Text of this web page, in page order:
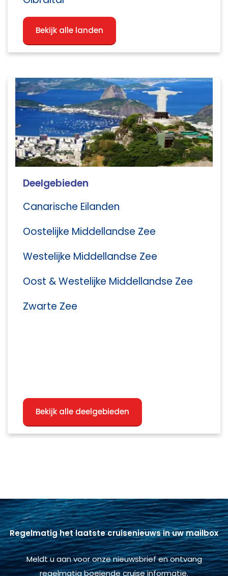
Bekijk alle landen
Deelgebieden
Canarische Eilanden
Oostelijke Middellandse Zee
Westelijke Middellandse Zee
Oost & Westelijke Middellandse Zee
Zwarte Zee
Bekijk alle deelgebieden
Regelmatig het laatste cruisenieuws in uw mailbox
Meldt u aan voor onze nieuwsbrief en ontvang
regelmatig boeiende cruise informatie.